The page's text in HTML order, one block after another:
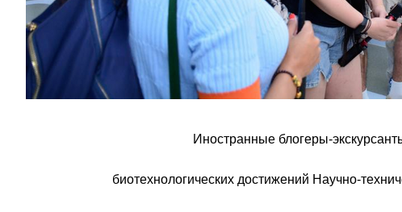
Иностранные блогеры-
биотехнологических достижений Научно-